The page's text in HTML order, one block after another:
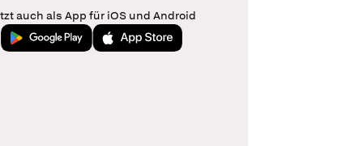
auch als App für iOS und Android
Jetzt bei Google PlayLaden im App Store